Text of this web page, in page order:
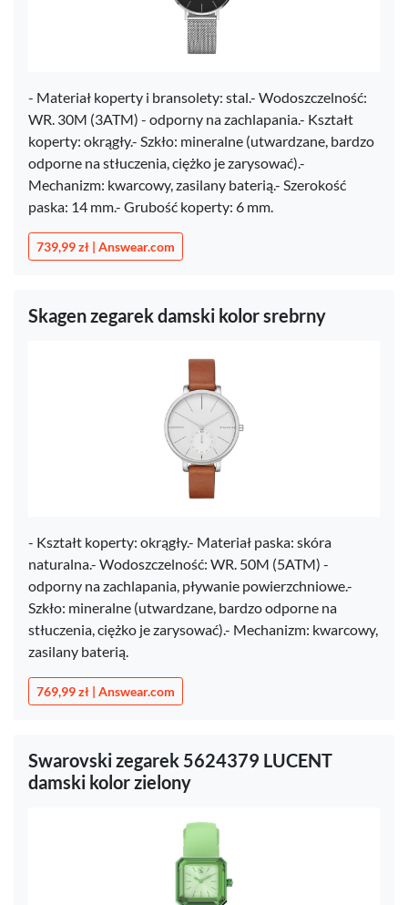
- Materiał koperty i bransolety: stal.- Wodoszczelność:
WR. 30M (3ATM) - odporny na zachlapania.- Kształt
koperty: okrągły.- Szkło: mineralne (utwardzane, bardzo
odporne na stłuczenia, ciężko je zarysować).-
Mechanizm: kwarcowy, zasilany baterią.- Szerokość
paska: 14 mm.- Grubość koperty: 6 mm.
739,99 zł | Answear.com
Skagen zegarek damski kolor srebrny
- Kształt koperty: okrągły.- Materiał paska: skóra
naturalna.- Wodoszczelność: WR. 50M (5ATM) -
odporny na zachlapania, pływanie powierzchniowe.-
Szkło: mineralne (utwardzane, bardzo odporne na
stłuczenia, ciężko je zarysować).- Mechanizm: kwarcowy,
zasilany baterią.
769,99 zł | Answear.com
Swarovski zegarek 5624379 LUCENT
damski kolor zielony